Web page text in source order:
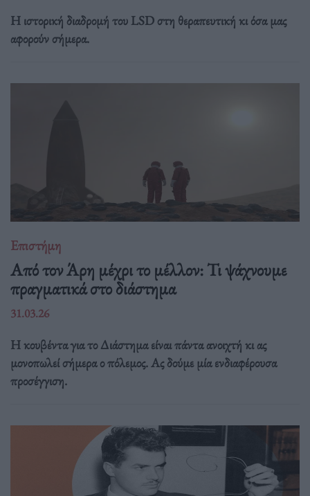
Η ιστορική διαδρομή του LSD στη θεραπευτική κι όσα μας
αφορούν σήμερα.
Επιστήμη
Από τον Άρη μέχρι το μέλλον: Τι ψάχνουμε
πραγματικά στο διάστημα
31.03.26
Η κουβέντα για το Διάστημα είναι πάντα ανοιχτή κι ας
μονοπωλεί σήμερα ο πόλεμος. Ας δούμε μία ενδιαφέρουσα
προσέγγιση.